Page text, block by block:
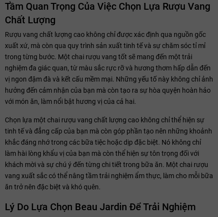
Tầm Quan Trọng Của Việc Chọn Lựa Rượu Vang
Chất Lượng
Rượu vang chất lượng cao không chỉ được xác định qua nguồn gốc
xuất xứ, mà còn qua quy trình sản xuất tinh tế và sự chăm sóc tỉ mỉ
trong từng bước. Một chai rượu vang tốt sẽ mang đến một trải
nghiệm đa giác quan, từ màu sắc rực rỡ và hương thơm hấp dẫn đến
vị ngon đậm đà và kết cấu mềm mại. Những yếu tố này không chỉ ảnh
hưởng đến cảm nhận của bạn mà còn tạo ra sự hòa quyện hoàn hảo
với món ăn, làm nổi bật hương vị của cả hai.
Chọn lựa một chai rượu vang chất lượng cao không chỉ thể hiện sự
tinh tế và đẳng cấp của bạn mà còn góp phần tạo nên những khoảnh
khắc đáng nhớ trong các bữa tiệc hoặc dịp đặc biệt. Nó không chỉ
làm hài lòng khẩu vị của bạn mà còn thể hiện sự tôn trọng đối với
khách mời và sự chú ý đến từng chi tiết trong bữa ăn. Một chai rượu
vang xuất sắc có thể nâng tầm trải nghiệm ẩm thực, làm cho mỗi bữa
ăn trở nên đặc biệt và khó quên.
Lý Do Lựa Chọn Beau Jardin Để Trải Nghiệm